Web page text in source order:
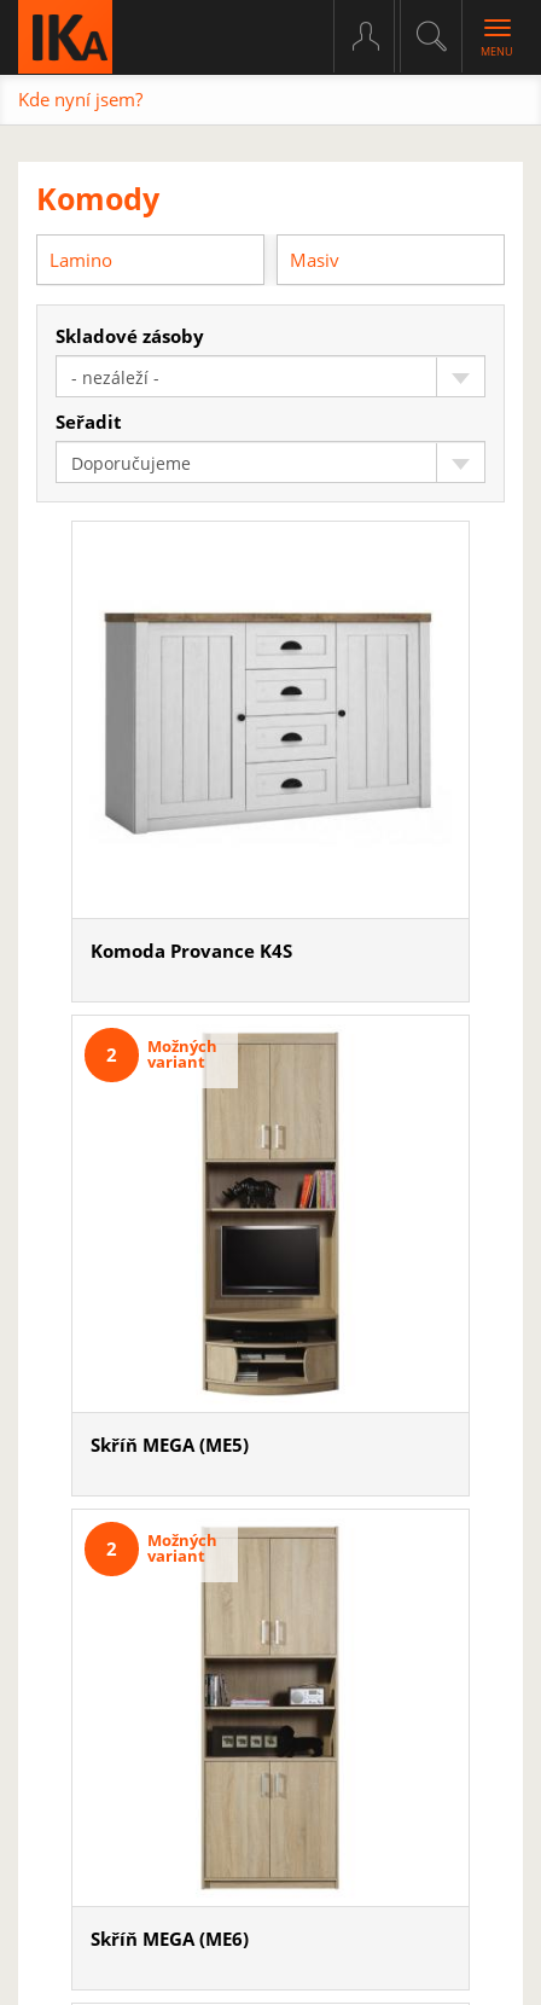
Kde nyní jsem?
Komody
Lamino Masiv
Skladové zásoby
- nezáleží -
Seřadit
Doporučujeme
Komoda Provance K4S
Možných
variant
2
Skříň MEGA (ME5)
Možných
variant
2
Skříň MEGA (ME6)